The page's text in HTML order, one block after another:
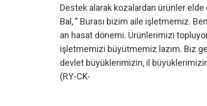
Destek alarak kozalardan ürünler elde
Bal, ” Burası bizim aile işletmemiz.
an hasat dönemi. Ürünlerimizi
işletmemizi büyütmemiz lazım. Biz
devlet büyüklerimizin, il
(RY-CK-